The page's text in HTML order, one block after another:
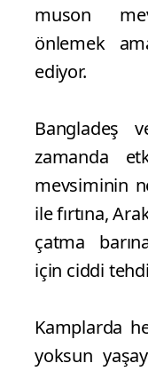
muson
önlemek
ediyor.
Bangladeş
zamanda
mevsiminin
ile fırtına,
çatma
için ciddi
Kamplarda
yoksun